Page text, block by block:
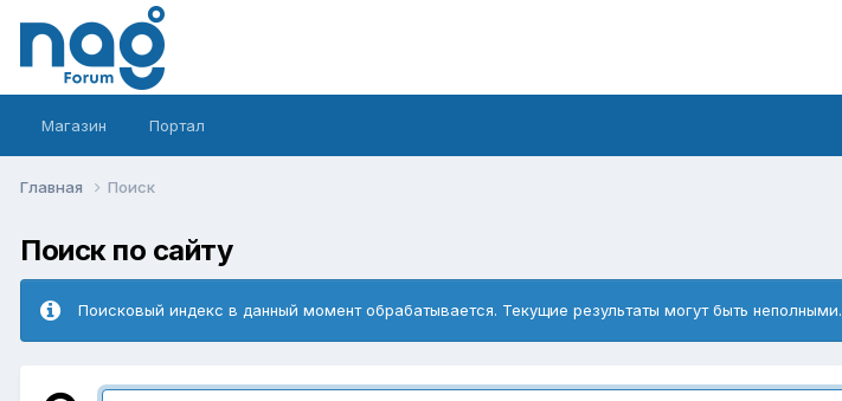
Магазин Портал
Главная Поиск
Поиск по сайту
Поисковый индекс в данный момент обрабатывается. Текущие результаты могут быть неполными.